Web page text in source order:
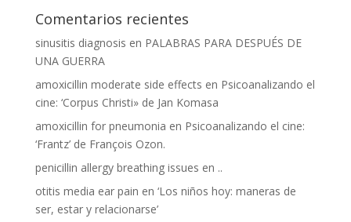
Comentarios recientes
sinusitis diagnosis en PALABRAS PARA DESPUÉS DE
UNA GUERRA
amoxicillin moderate side effects en Psicoanalizando el
cine: ‘Corpus Christi» de Jan Komasa
amoxicillin for pneumonia en Psicoanalizando el cine:
‘Frantz’ de François Ozon.
penicillin allergy breathing issues en ..
otitis media ear pain en ‘Los niños hoy: maneras de
ser, estar y relacionarse’